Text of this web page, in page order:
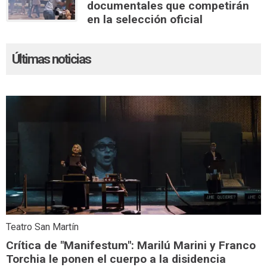
documentales que competirán
en la selección oficial
Últimas noticias
Teatro San Martín
Crítica de "Manifestum": Marilú Marini y Franco
Torchia le ponen el cuerpo a la disidencia